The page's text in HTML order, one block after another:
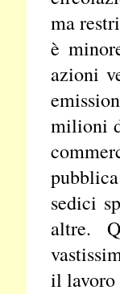
ma
è
azioni
milioni
sedici
altre.
il